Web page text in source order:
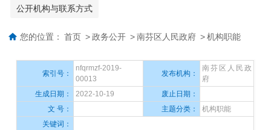
公开机构与联系方式
您的位置： 首页 > 政务公开 > 南芬区人民政府 > 机构职能
索引号：
nfqrmzf-2019-
00013
发布机构：
南芬区人民政
府
生成日期：
2022-10-19
废止日期：
文 号：
主题分类：
机构职能
关键词：